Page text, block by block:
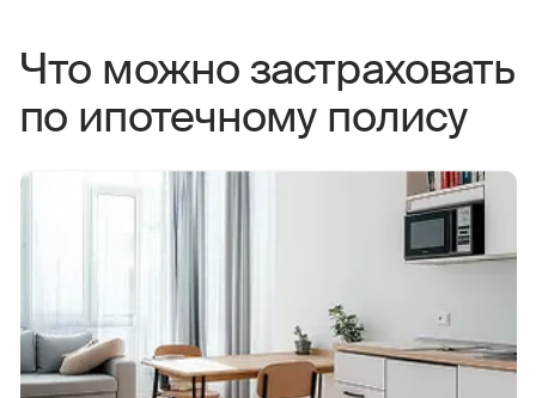
Что можно застраховать
по ипотечному полису